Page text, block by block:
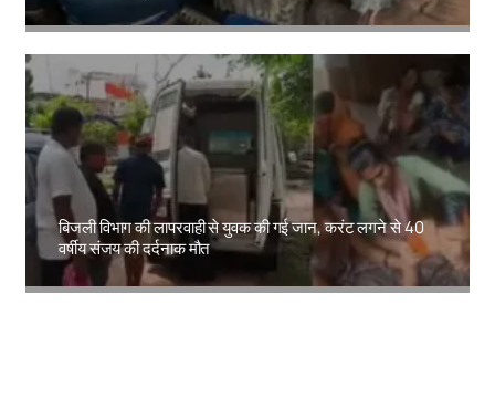
Amit Lekh
बिजली विभाग की लापरवाही से युवक की गई जान, करंट लगने से 40
वर्षीय संजय की दर्दनाक मौत
Amit Lekh